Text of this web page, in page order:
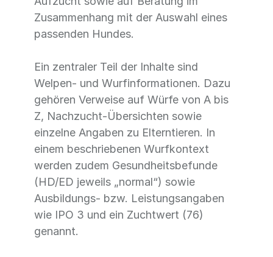
Zusammenhang mit der Auswahl eines
passenden Hundes.
Ein zentraler Teil der Inhalte sind
Welpen- und Wurfinformationen. Dazu
gehören Verweise auf Würfe von A bis
Z, Nachzucht-Übersichten sowie
einzelne Angaben zu Elterntieren. In
einem beschriebenen Wurfkontext
werden zudem Gesundheitsbefunde
(HD/ED jeweils „normal“) sowie
Ausbildungs- bzw. Leistungsangaben
wie IPO 3 und ein Zuchtwert (76)
genannt.